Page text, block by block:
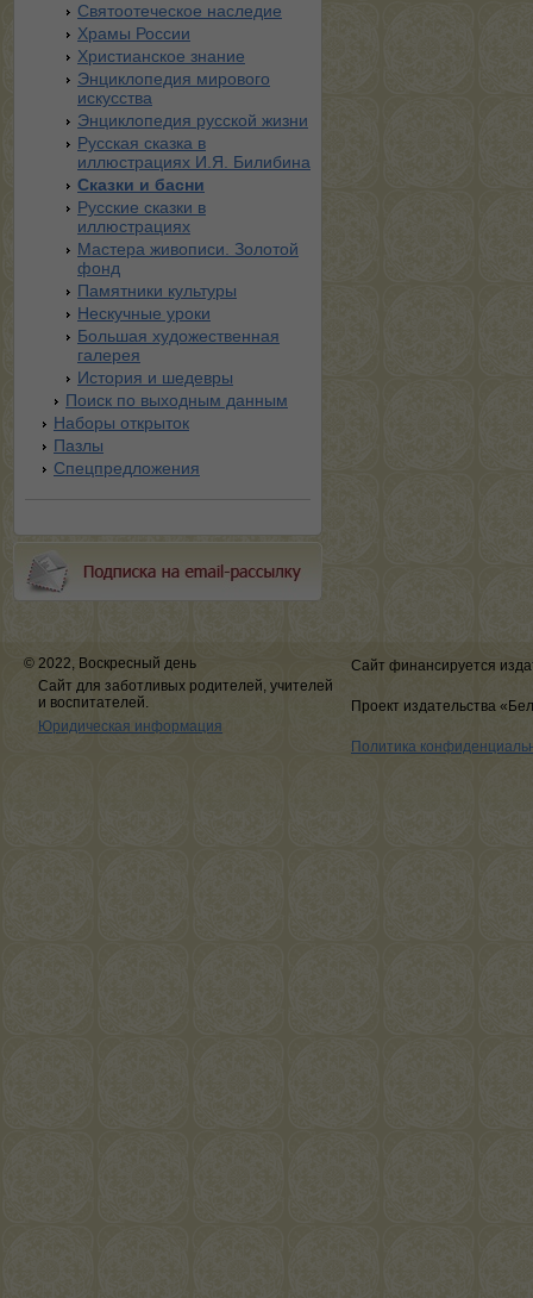
Святоотеческое наследие
Храмы России
Христианское знание
Энциклопедия мирового
искусства
Энциклопедия русской жизни
Русская сказка в
иллюстрациях И.Я. Билибина
Сказки и басни
Русские сказки в
иллюстрациях
Мастера живописи. Золотой
фонд
Памятники культуры
Нескучные уроки
Большая художественная
галерея
История и шедевры
Поиск по выходным данным
Наборы открыток
Пазлы
Спецпредложения
© 2022, Воскресный день
Сайт для заботливых родителей, учителей
и воспитателей.
Юридическая информация
Сайт финансируется
Проект издательства
Политика